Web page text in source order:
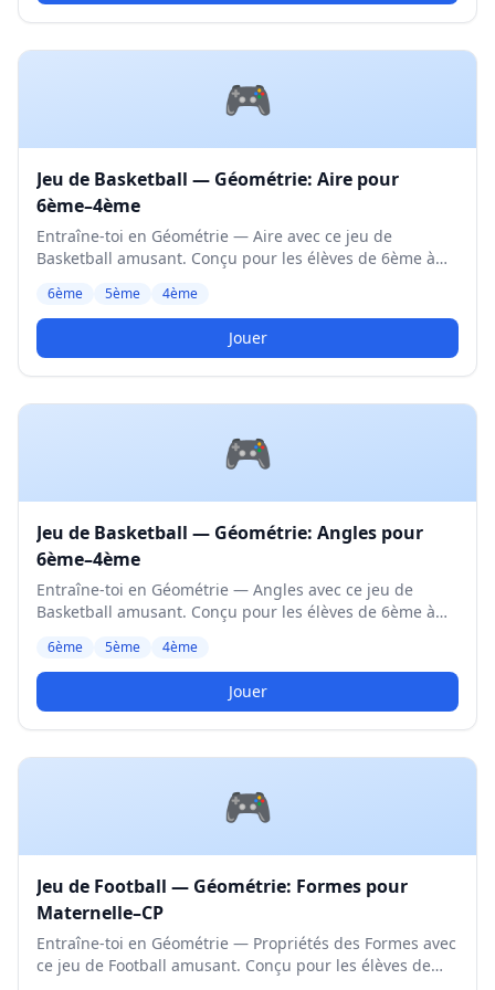
🎮
Jeu de Basketball — Géométrie: Aire pour
6ème–4ème
Entraîne-toi en Géométrie — Aire avec ce jeu de
Basketball amusant. Conçu pour les élèves de 6ème à
6ème 5ème 4ème
Jouer
🎮
Jeu de Basketball — Géométrie: Angles pour
6ème–4ème
Entraîne-toi en Géométrie — Angles avec ce jeu de
Basketball amusant. Conçu pour les élèves de 6ème à
6ème 5ème 4ème
Jouer
🎮
Jeu de Football — Géométrie: Formes pour
Maternelle–CP
Entraîne-toi en Géométrie — Propriétés des Formes avec
ce jeu de Football amusant. Conçu pour les élèves de